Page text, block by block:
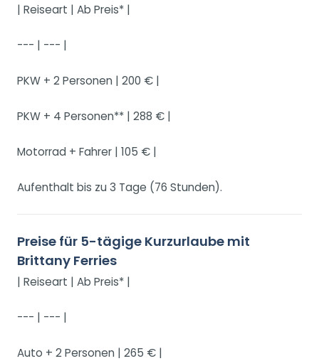
| Reiseart | Ab Preis* |
--- | --- |
PKW + 2 Personen | 200 € |
PKW + 4 Personen** | 288 € |
Motorrad + Fahrer | 105 € |
Aufenthalt bis zu 3 Tage (76 Stunden).
Preise für 5-tägige Kurzurlaube mit
Brittany Ferries
| Reiseart | Ab Preis* |
--- | --- |
Auto + 2 Personen | 265 € |